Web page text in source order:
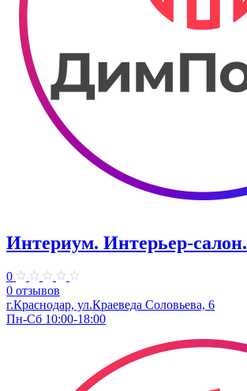
Интериум. Интерьер-салон.
0
0 отзывов
г.Краснодар, ул.Краеведа Соловьева, 6
Пн-Сб 10:00-18:00